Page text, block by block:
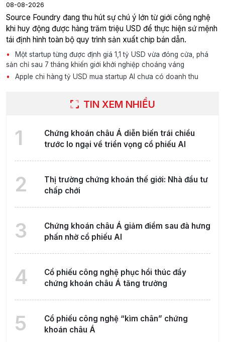
08-08-2026
Source Foundry đang thu hút sự chú ý lớn từ giới công nghệ
khi huy động được hàng trăm triệu USD để thực hiện sứ mệnh
tái định hình toàn bộ quy trình sản xuất chip bán dẫn.
Một startup từng được định giá 1,1 tỷ USD vừa đóng cửa, phá
sản chỉ sau 7 tháng khiến giới khởi nghiệp choáng váng
Apple chi hàng tỷ USD mua startup AI chưa có doanh thu
TIN XEM NHIỀU
1
Chứng khoán châu Á diễn biến trái chiều
trước lo ngại về triển vọng cổ phiếu AI
2
Thị trường chứng khoán thế giới: Nhà đầu tư
chấp chới
3
Chứng khoán châu Á giảm điểm sau đà hưng
phấn nhờ cổ phiếu AI
4
Cổ phiếu công nghệ phục hồi thúc đẩy
chứng khoán châu Á tăng trưởng
5
Cổ phiếu công nghệ “kìm chân” chứng
khoán châu Á